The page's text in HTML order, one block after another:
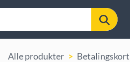
Alle produkter Betalingskort